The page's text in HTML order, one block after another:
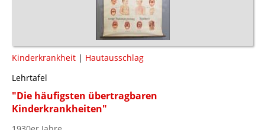
Kinderkrankheit | Hautausschlag
Lehrtafel
"Die häufigsten übertragbaren
Kinderkrankheiten"